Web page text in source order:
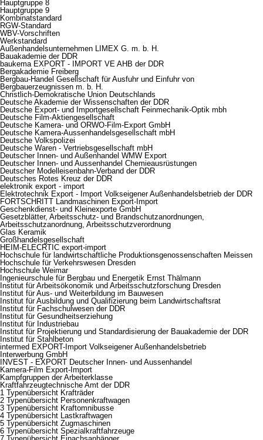
Hauptgruppe 8
Hauptgruppe 9
Kombinatstandard
RGW-Standard
WBV-Vorschriften
Werkstandard
Außenhandelsunternehmen LIMEX G. m. b. H.
Bauakademie der DDR
baukema EXPORT - IMPORT VE AHB der DDR
Bergakademie Freiberg
Bergbau-Handel Gesellschaft für Ausfuhr und Einfuhr von
Bergbauerzeugnissen m. b. H.
Christlich-Demokratische Union Deutschlands
Deutsche Akademie der Wissenschaften der DDR
Deutsche Export- und Importgesellschaft Feinmechanik-Optik mbh
Deutsche Film-Aktiengesellschaft
Deutsche Kamera- und ORWO-Film-Export GmbH
Deutsche Kamera-Aussenhandelsgesellschaft mbH
Deutsche Volkspolizei
Deutsche Waren - Vertriebsgesellschaft mbH
Deutscher Innen- und Außenhandel WMW Export
Deutscher Innen- und Aussenhandel Chemieausrüstungen
Deutscher Modelleisenbahn-Verband der DDR
Deutsches Rotes Kreuz der DDR
elektronik export - import
Elektrotechnik Export - Import Volkseigener Außenhandelsbetrieb der DDR
FORTSCHRITT Landmaschinen Export-Import
Geschenkdienst- und Kleinexporte GmbH
Gesetzblätter, Arbeitsschutz- und Brandschutzanordnungen,
Arbeitsschutzanordnung, Arbeitsschutzverordnung
Glas Keramik
Großhandelsgesellschaft
HEIM-ELECRTIC export-import
Hochschule für landwirtschaftliche Produktionsgenossenschaften Meissen
Hochschule für Verkehrswesen Dresden
Hochschule Weimar
Ingenieurschule für Bergbau und Energetik Ernst Thälmann
Institut für Arbeitsökonomik und Arbeitsschutzforschung Dresden
Institut für Aus- und Weiterbildung im Bauwesen
Institut für Ausbildung und Qualifizierung beim Landwirtschaftsrat
Institut für Fachschulwesen der DDR
Institut für Gesundheitserziehung
Institut für Industriebau
Institut für Projektierung und Standardisierung der Bauakademie der DDR
Institut für Stahlbeton
intermed EXPORT-Import Volkseigener Außenhandelsbetrieb
Interwerbung GmbH
INVEST - EXPORT Deutscher Innen- und Aussenhandel
Kamera-Film Export-Import
Kampfgruppen der Arbeiterklasse
Kraftfahrzeugtechnische Amt der DDR
1 Typenübersicht Krafträder
2 Typenübersicht Personenkraftwagen
3 Typenübersicht Kraftomnibusse
4 Typenübersicht Lastkraftwagen
5 Typenübersicht Zugmaschinen
6 Typenübersicht Spezialkraftfahrzeuge